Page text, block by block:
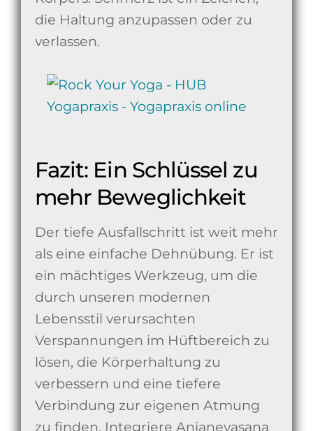
die Haltung anzupassen oder zu
verlassen.
Fazit: Ein Schlüssel zu
mehr Beweglichkeit
Der tiefe Ausfallschritt ist weit mehr
als eine einfache Dehnübung. Er ist
ein mächtiges Werkzeug, um die
durch unseren modernen
Lebensstil verursachten
Verspannungen im Hüftbereich zu
lösen, die Körperhaltung zu
verbessern und eine tiefere
Verbindung zur eigenen Atmung
zu finden. Integriere Anjaneyasana